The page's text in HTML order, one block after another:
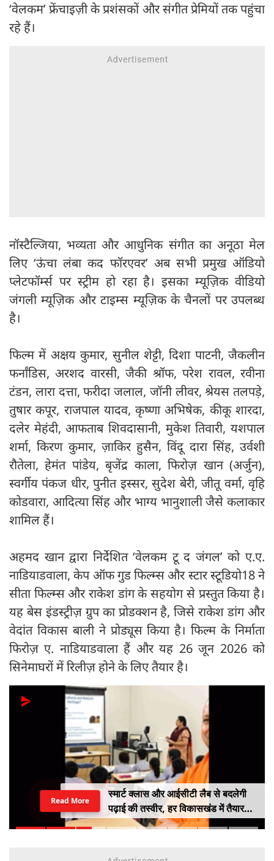
‘वेलकम’ फ्रेंचाइज़ी के प्रशंसकों और संगीत प्रेमियों तक पहुंचा
रहे हैं।
नॉस्टैल्जिया, भव्यता और आधुनिक संगीत का अनूठा मेल
लिए ‘ऊंचा लंबा कद फॉरएवर’ अब सभी प्रमुख ऑडियो
प्लेटफॉर्म्स पर स्ट्रीम हो रहा है। इसका म्यूज़िक वीडियो
जंगली म्यूज़िक और टाइम्स म्यूज़िक के चैनलों पर उपलब्ध
है।
फिल्म में अक्षय कुमार, सुनील शेट्टी, दिशा पाटनी, जैकलीन
फर्नांडिस, अरशद वारसी, जैकी श्रॉफ, परेश रावल, रवीना
टंडन, लारा दत्ता, फरीदा जलाल, जॉनी लीवर, श्रेयस तलपड़े,
तुषार कपूर, राजपाल यादव, कृष्णा अभिषेक, कीकू शारदा,
दलेर मेहंदी, आफताब शिवदासानी, मुकेश तिवारी, यशपाल
शर्मा, किरण कुमार, ज़ाकिर हुसैन, विंदू दारा सिंह, उर्वशी
रौतेला, हेमंत पांडेय, बृजेंद्र काला, फिरोज़ खान (अर्जुन),
स्वर्गीय पंकज धीर, पुनीत इस्सर, सुदेश बेरी, जीतू वर्मा, वृहि
कोडवारा, आदित्या सिंह और भाग्य भानुशाली जैसे कलाकार
शामिल हैं।
अहमद खान द्वारा निर्देशित ‘वेलकम टू द जंगल’ को ए.ए.
नाडियाडवाला, केप ऑफ गुड फिल्म्स और स्टार स्टूडियो18 ने
सीता फिल्म्स और राकेश डांग के सहयोग से प्रस्तुत किया है।
यह बेस इंडस्ट्रीज़ ग्रुप का प्रोडक्शन है, जिसे राकेश डांग और
वेदांत विकास बाली ने प्रोड्यूस किया है। फिल्म के निर्माता
फिरोज़ ए. नाडियाडवाला हैं और यह 26 जून 2026 को
सिनेमाघरों में रिलीज़ होने के लिए तैयार है।
स्मार्ट क्लास और आईसीटी लैब से बदलेगी
पढ़ाई की तस्वीर, हर विकासखंड में तैयार
होंगे मास्टर ट्रेनर
Read More